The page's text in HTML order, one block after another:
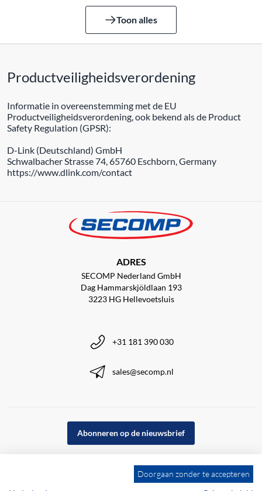
Toon alles
Productveiligheidsverordening
Informatie in overeenstemming met de EU
Productveiligheidsverordening, ook bekend als de Product
Safety Regulation (GPSR):
D-Link (Deutschland) GmbH
Schwalbacher Strasse 74, 65760 Eschborn, Germany
https://www.dlink.com/contact
ADRES
SECOMP Nederland GmbH
Dag Hammarskjöldlaan 193
3223 HG Hellevoetsluis
+31 181 390 030
sales@secomp.nl
Abonneren op de nieuwsbrief
Doorgaan zonder te accepteren